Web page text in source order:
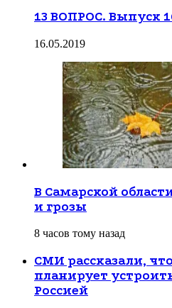
13 ВОПРОС. Выпуск
16.05.2019
В Самарской
и грозы
8 часов тому назад
СМИ рассказали,
планирует
Россией